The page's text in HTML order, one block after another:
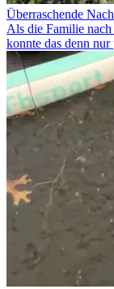
Überraschende
Als die Familie
konnte das denn nur